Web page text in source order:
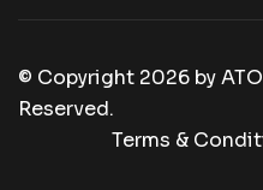
© Copyright 2026 by
Reserved.
Terms &